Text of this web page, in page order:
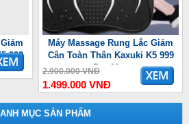
999
Máy Massage Rung Lắc Giảm
Cân Toàn Thân Kaxuki K5 999
Pro Max
2.900.000 VNĐ
1.499.000 VNĐ
MỤC SẢN PHẨM